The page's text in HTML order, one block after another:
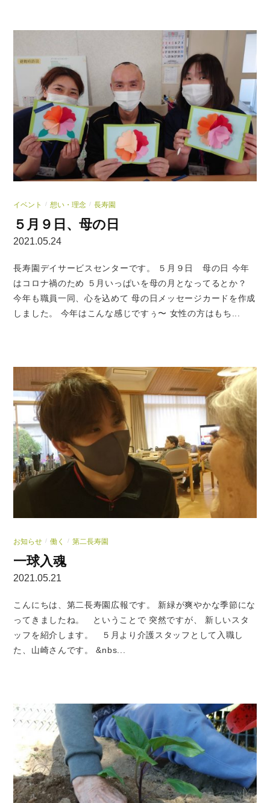
イベント / 想い・理念 / 長寿園
５月９日、母の日
2021.05.24
長寿園デイサービスセンターです。 ５月９日 母の日 今年
はコロナ禍のため ５月いっぱいを母の月となってるとか？
今年も職員一同、心を込めて 母の日メッセージカードを作成
しました。 今年はこんな感じですぅ〜 女性の方はもち...
お知らせ / 働く / 第二長寿園
一球入魂
2021.05.21
こんにちは、第二長寿園広報です。 新緑が爽やかな季節にな
ってきましたね。 ということで 突然ですが、 新しいスタ
ッフを紹介します。 ５月より介護スタッフとして入職し
た、山崎さんです。 &nbs...